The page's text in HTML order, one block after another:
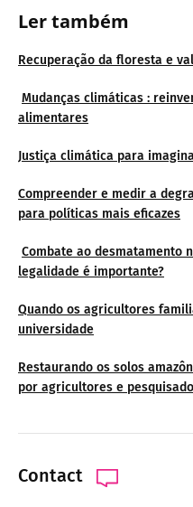
Ler também
Recuperação da floresta e
Mudanças climáticas :
alimentares
Justiça climática para
Compreender e medir a
para políticas mais eficazes
Combate ao desmatamento
legalidade é importante?
Quando os agricultores
universidade
Restaurando os solos
por agricultores e
Contact